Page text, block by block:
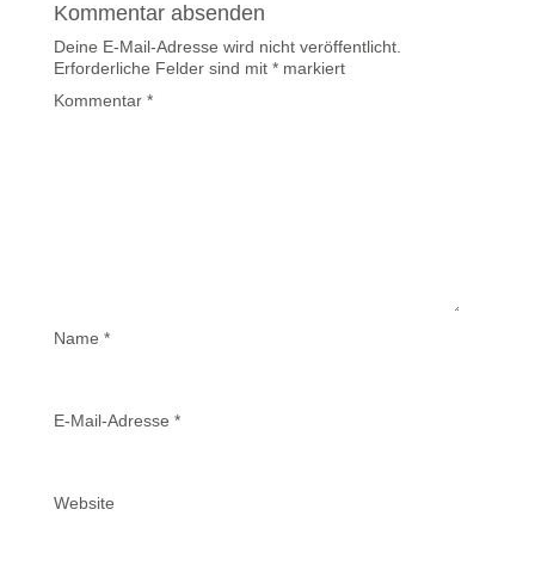
Kommentar absenden
Deine E-Mail-Adresse wird nicht veröffentlicht.
Erforderliche Felder sind mit *markiert
Kommentar *
Name *
E-Mail-Adresse *
Website